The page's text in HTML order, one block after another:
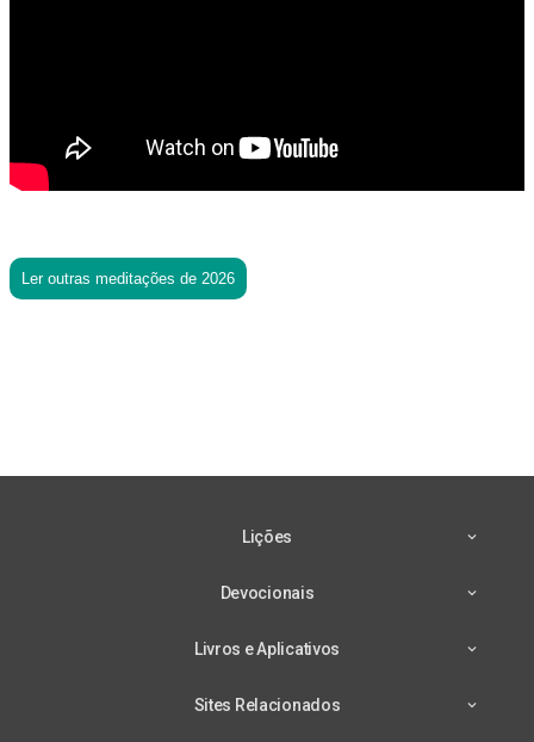
Ler outras meditações de 2026
Lições
Devocionais
Livros e Aplicativos
Sites Relacionados